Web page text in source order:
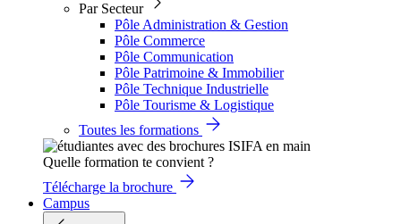
Par Secteur
Pôle Administration & Gestion
Pôle Commerce
Pôle Communication
Pôle Patrimoine & Immobilier
Pôle Technique Industrielle
Pôle Tourisme & Logistique
Toutes les formations
Quelle formation te convient ?
Télécharge la brochure
Campus